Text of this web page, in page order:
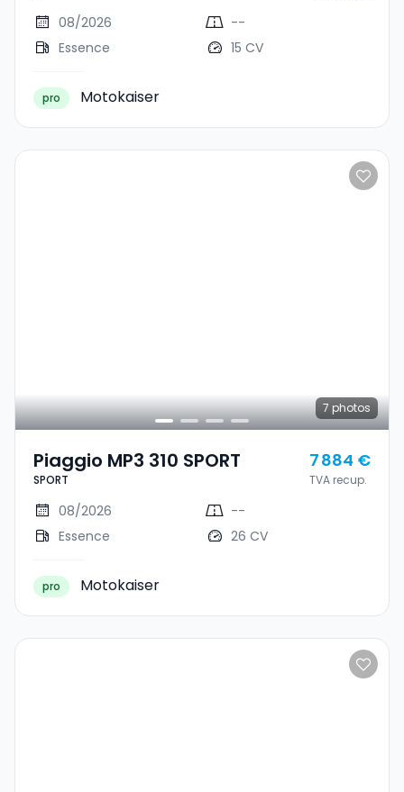
08/2026
--
Essence
15 CV
pro Motokaiser
7 photos
Piaggio MP3 310 SPORT
SPORT
7 884 €
TVA recup.
08/2026
--
Essence
26 CV
pro Motokaiser